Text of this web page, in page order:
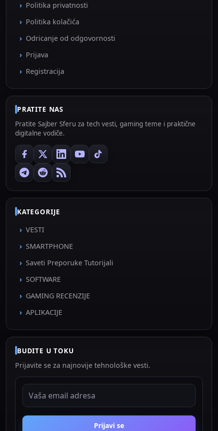
Politika privatnosti
Politika kolačića
Odricanje od odgovornosti
Prijava
Registracija
PRATITE NAS
Pratite Sajber Sferu za tech vesti, gaming teme i praktične
digitalne vodiče.
KATEGORIJE
VESTI
SMARTPHONE
Saveti Preporuke Tutorijali
SOFTWARE
GAMING RECENZIJE
APLIKACIJE
BUDITE U TOKU
Prijavite se za najnovije tehnološke vesti.
EMAIL ADRESA
Prijavi se